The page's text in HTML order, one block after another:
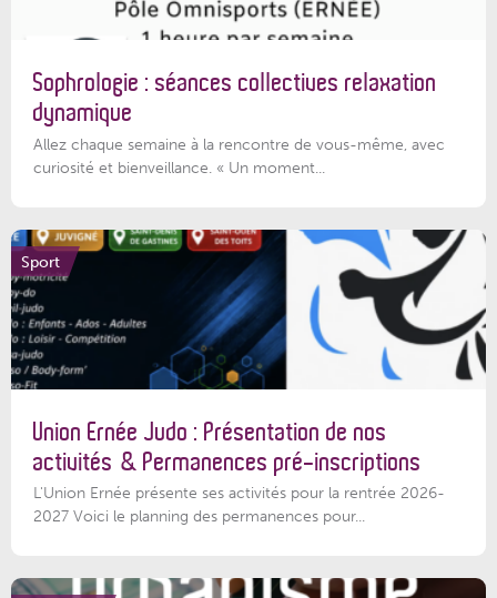
Sophrologie : séances collectives relaxation
dynamique
Allez chaque semaine à la rencontre de vous-même, avec
curiosité et bienveillance. « Un moment...
Sport
Union Ernée Judo : Présentation de nos
activités & Permanences pré-inscriptions
L'Union Ernée présente ses activités pour la rentrée 2026-
2027 Voici le planning des permanences pour...